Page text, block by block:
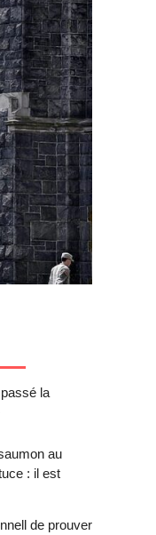
la
au
: il est
de prouver